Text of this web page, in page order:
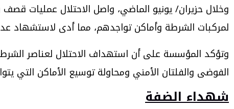
وخلال حزيران/ يونيو الماضي، واصل الاحتلال عمليات
لمركبات الشرطة وأماكن تواجدهم، مما أدى لاستشهاد
وتؤكد المؤسسة على أن استهداف الاحتلال لعناصر
الفوضى والفلتان الأمني ومحاولة توسيع الأماكن التي
شهداء الضفة